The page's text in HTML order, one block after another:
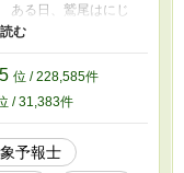
ある日、鷲尾はにじ
命される。正体は絶対
れない一條さんに、
放送中なのに恋が大
紙イラスト yukiさ
宮くもり）
位 / 228,585件
/ 31,383件
予報士